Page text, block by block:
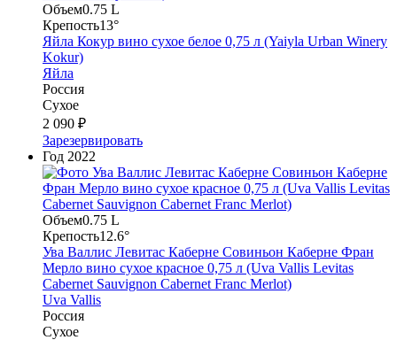
Объем0.75 L
Крепость13°
Яйла Кокур вино сухое белое 0,75 л (Yaiyla Urban Winery
Kokur)
Яйла
Россия
Сухое
2 090 ₽
Зарезервировать
Год 2022
Объем0.75 L
Крепость12.6°
Ува Валлис Левитас Каберне Совиньон Каберне Фран
Мерло вино сухое красное 0,75 л (Uva Vallis Levitas
Cabernet Sauvignon Cabernet Franc Merlot)
Uva Vallis
Россия
Сухое